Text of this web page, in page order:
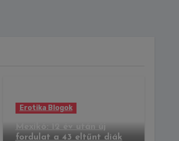
Erotika Blogok
Mexikó: 12 év után új
fordulat a 43 eltűnt diák